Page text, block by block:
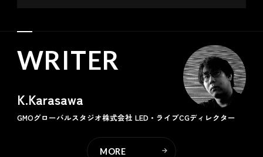
WRITER
K.Karasawa
GMOグローバルスタジオ株式会社 LED・ライブCGディレクター
MORE